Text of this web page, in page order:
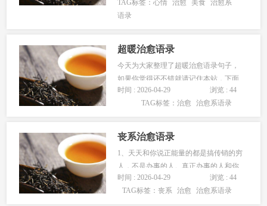
营养，让我们看一下美食治愈心情语
录，恢复好心情，并继续奋斗！1、哇
TAG标签：心情 治愈 美食
治愈系
语录
超暖治愈语录
今天为大家整理了超暖治愈语录句子，
如果你觉得还不错就请记住本站，下面
一起来看看！1、以前痛苦难过的时候，
会哭，会写几千上万字的日志，会死皮
都是你害的。现在，只会…...
时间 : 2026-04-29
浏览 : 44
TAG标签：治愈 治愈系语录
丧系治愈语录
1、天天和你说正能量的都是搞传销的穷
人，不是办事的人。真正办事的人和你
讲逻辑，风险，细节，资源。2、生活中
没有什么是一成不变的，我们只有一个
时间 : 2026-04-29
浏览 : 44
TAG标签：丧系 治愈 治愈系语录